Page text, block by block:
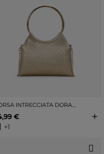
BORSA INTRECCIATA DORATA CON MANICI IN METALLO
€
+1
+